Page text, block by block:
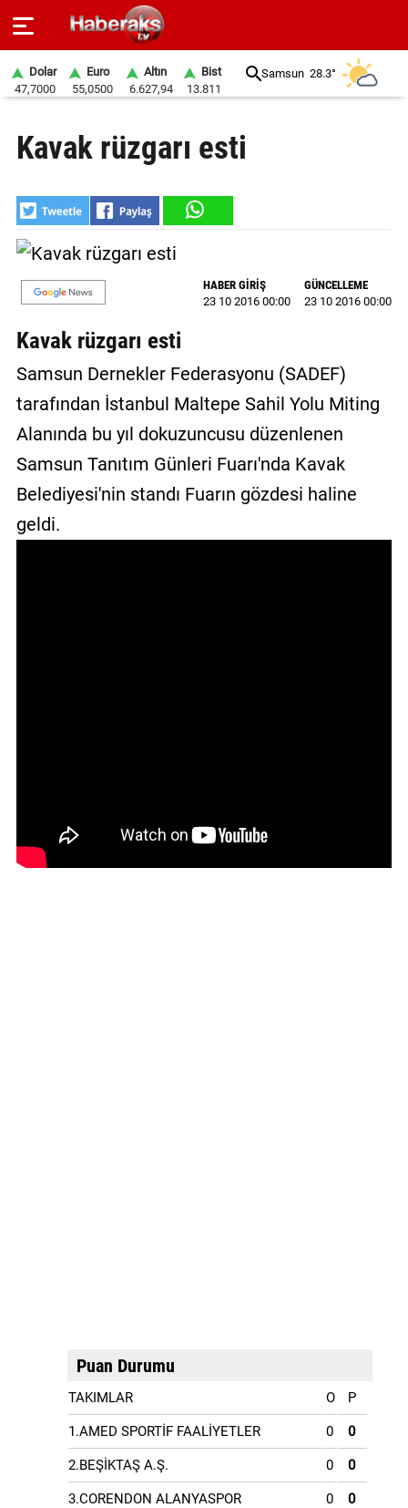
SPOR
YAŞAM
EKONOMİ
BELEDİYELER
SİYASET
EĞİTİM
GALERİ
VİDEO
YAZARLAR
Dolar
47,7000
Euro
55,0500
Altın
6.627,94
Bist
13.811
Samsun 28.3°
Kavak rüzgarı esti
HABER GİRİŞ
23 10 2016 00:00
GÜNCELLEME
23 10 2016 00:00
Kavak rüzgarı esti
Samsun Dernekler Federasyonu (SADEF)
tarafından İstanbul Maltepe Sahil Yolu Miting
Alanında bu yıl dokuzuncusu düzenlenen
Samsun Tanıtım Günleri Fuarı'nda Kavak
Belediyesi'nin standı Fuarın gözdesi haline
geldi.
Puan Durumu
TAKIMLAR O P
1.AMED SPORTİF FAALİYETLER 0 0
2.BEŞİKTAŞ A.Ş. 0 0
3.CORENDON ALANYASPOR 0 0